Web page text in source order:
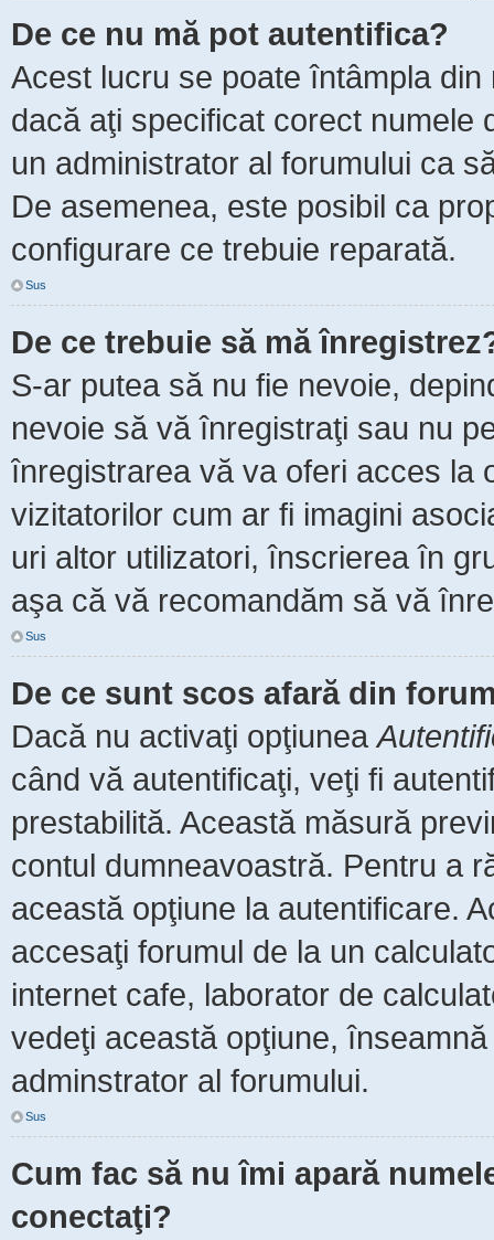
De ce nu mă pot autentifica?
Acest lucru se poate întâmpla
dacă aţi specificat corect numele
un administrator al forumului ca
De asemenea, este posibil ca
configurare ce trebuie reparată.
Sus
De ce trebuie să mă
S-ar putea să nu fie nevoie,
nevoie să vă înregistraţi sau nu
înregistrarea vă va oferi acces la
vizitatorilor cum ar fi imagini
uri altor utilizatori, înscrierea în
aşa că vă recomandăm să vă
Sus
De ce sunt scos afară din
Dacă nu activaţi opţiunea
când vă autentificaţi, veţi fi
prestabilită. Această măsură
contul dumneavoastră. Pentru a
această opţiune la autentificare.
accesaţi forumul de la un
internet cafe, laborator de
vedeţi această opţiune,
adminstrator al forumului.
Sus
Cum fac să nu îmi apară
conectaţi?